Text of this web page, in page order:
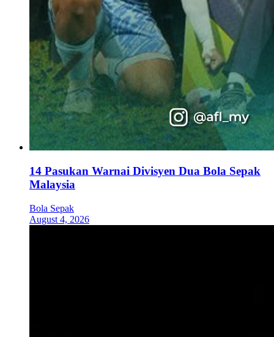
14 Pasukan Warnai Divisyen Dua Bola Sepak
Malaysia
Bola Sepak
August 4, 2026